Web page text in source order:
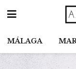
MÁLAGA